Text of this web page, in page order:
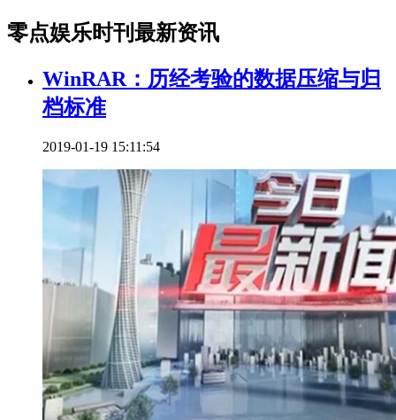
零点娱乐时刊最新资讯
WinRAR：历经考验的数据压缩与归
档标准
2019-01-19 15:11:54